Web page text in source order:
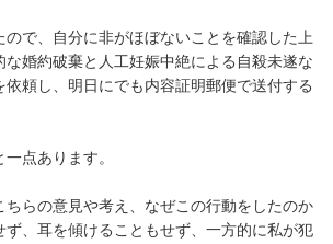
ので、自分に非がほぼないことを確認した上
な婚約破棄と人工妊娠中絶による自殺未遂な
依頼し、明日にでも内容証明郵便で送付する
点あります。
ちらの意見や考え、なぜこの行動をしたのか
ず、耳を傾けることもせず、一方的に私が犯